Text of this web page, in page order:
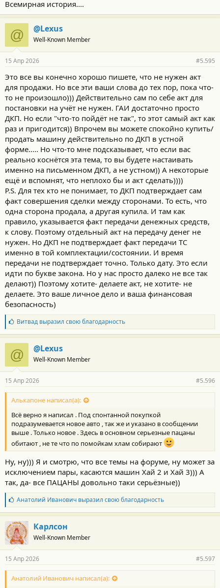
Всемирная история....
@ @Lexus
Well-Known Member
15 Апр 2026 #5.595
Это все вы конечно хорошо пишете, что не нужен акт
для продажи. Но все эти ваши слова до тех пор, пока что-
то не произошло))) Действительно сам по себе акт для
постановки на учёт не нужен. ГАИ достаточно просто
ДКП. Но если "что-то пойдёт не так", то этот самый акт как
раз и пригодится)) Впрочем вы можете спокойно купить/
продать машину действительно по ДКП в устной
форме..... Но что-то мне подсказывает, что если вас
реально коснётся эта тема, то вы будете настаивать
именно на письменном ДКП, а не устном)) А некоторые
ещё и вспомнят, что неплохо бы и акт сделать))))
P.S. Для тех кто не понимает, то ДКП подтверждает сам
факт совершения сделки между сторонами. То есть, что
одна сторона продала, а другая купила. И там как
правило, указывается факт передачи денежных средств,
к слову. Поэтому отдельный акт на передачу денег не
нужен. Но ДКП не подтверждает факт передачи ТС
именно в той комплектации/состоянии. И время
передачи не подтверждает точно. Только дату. Это если
идти по букве закона. Но у нас просто далеко не все так
делают)) Поэтому хотите- делаете акт, не хотите- не
делаете. Это ваше личное дело и ваша финансовая
безопасность)
Б
л
а
г
о
д
а
н
о
с
и
:
Витвадвыразил свою благодарность
@ @Lexus
Well-Known Member
15 Апр 2026 #5.596
Алькапоне написал(а):
Всё верно я написал . Под спонтанной покупкой
подразумевается новое авто , так же и указано в сообщении
выше . Только новое . Здесь в основном серьезные пацаны
обитают , не те что по помойкам хлам собирают
Ну, ну))) Я и смотрю, что все темы на форуме, ну может за
исключением пары, касаются машин Хай 2 и Хай 3))) А
так, да- все ПАЦАНЫ довольно таки серьёзные))
Б
л
а
г
о
д
а
н
о
с
Анатолий Ивановичвыразил свою благодарность
Карлсон
Well-Known Member
15 Апр 2026 #5.597
Анатолий Иванович написал(а):